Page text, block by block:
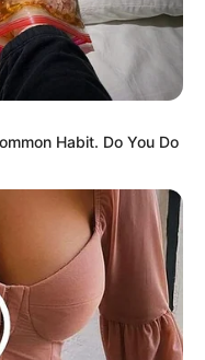
Habit. Do You Do